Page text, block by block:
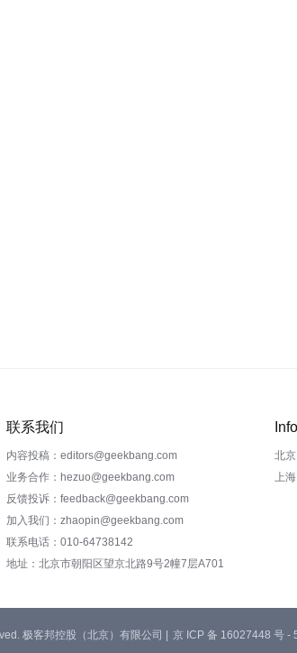
联系我们
内容投稿：editors@geekbang.com
业务合作：hezuo@geekbang.com
反馈投诉：feedback@geekbang.com
加入我们：zhaopin@geekbang.com
联系电话：010-64738142
地址：北京市朝阳区望京北路9号2幢7层A701
北
上
极客邦控股（北京）有限公司 | 京 ICP 备 16027448 号 -